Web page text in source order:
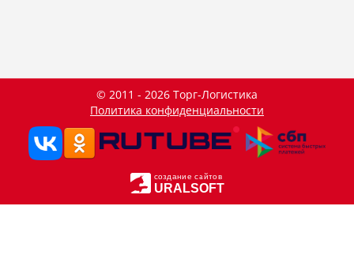
© 2011 - 2026 Торг-Логистика
Политика конфиденциальности
создание сайтов
URALSOFT